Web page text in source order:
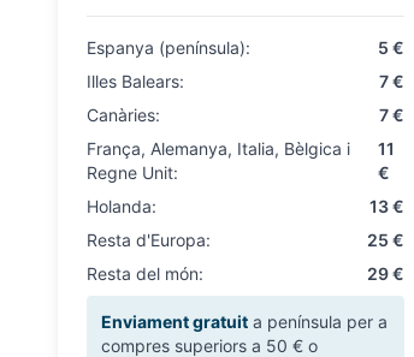
Espanya (península):
5 €
Illes Balears:
7 €
Canàries:
7 €
França, Alemanya, Italia, Bèlgica i
Regne Unit:
11
€
Holanda:
13 €
Resta d'Europa:
25 €
Resta del món:
29 €
Enviament gratuit a península per a
compres superiors a 50 € o